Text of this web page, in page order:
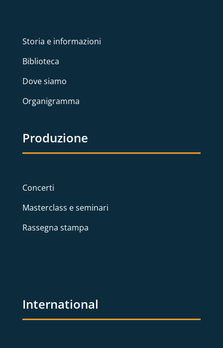
Storia e informazioni
Biblioteca
Dove siamo
Organigramma
Produzione
Concerti
Masterclass e seminari
Rassegna stampa
International